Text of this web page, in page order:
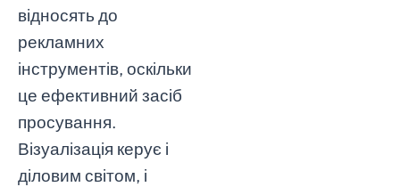
відносять до
рекламних
інструментів, оскільки
це ефективний засіб
просування.
Візуалізація керує і
діловим світом, і